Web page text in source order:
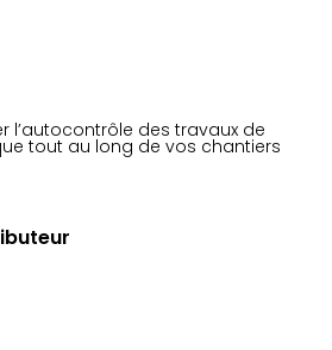
l’autocontrôle des travaux de
tout au long de vos chantiers